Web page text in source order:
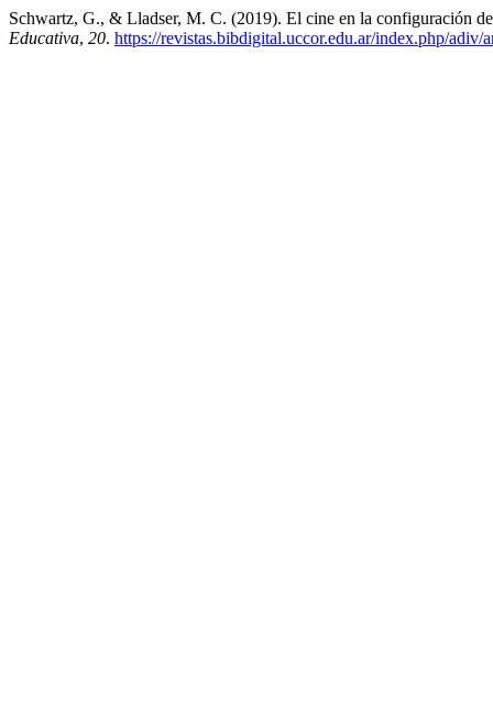
Schwartz, G., & Lladser, M. C. (2019). El cine en la configuración
Educativa, 20. https://revistas.bibdigital.uccor.edu.ar/index.php/adiv/